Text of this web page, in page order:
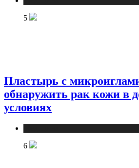
5
Пластырь с
обнаружить рак кожи в
условиях
6